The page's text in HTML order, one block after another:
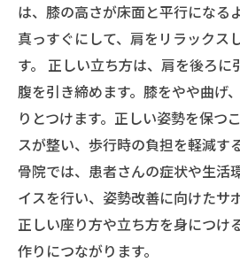
は、膝の高さが床面と平行になる
真っすぐにして、肩をリラックス
す。 正しい立ち方は、肩を後ろに
腹を引き締めます。膝をやや曲げ
りとつけます。正しい姿勢を保つ
スが整い、歩行時の負担を軽減す
骨院では、患者さんの症状や生活
イスを行い、姿勢改善に向けたサ
正しい座り方や立ち方を身につけ
作りにつながります。